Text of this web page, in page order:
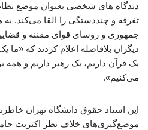
دیدگاه های شخصی بعنوان موضع
تفرقه و چنددستگی را القا می‌کند.
جمهوری و روسای قوای مقننه و
دیگران بلافاصله اعلام کردند که «ما
یک قرآن داریم، یک رهبر داریم و همه
می‌کنیم».
این استاد حقوق دانشگاه تهران
موضع‌گیری‌های خلاف نظر اکثریت